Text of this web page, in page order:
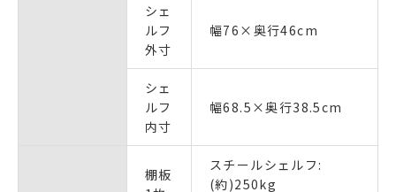
シェ
ルフ
外寸
幅76×奥行46cm
シェ
ルフ
内寸
幅68.5×奥行38.5cm
棚板
スチールシェルフ:
(約)250kg